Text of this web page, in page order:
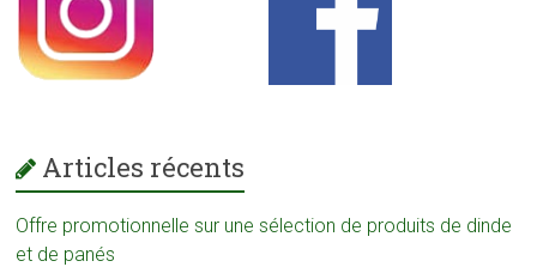
Articles récents
Offre promotionnelle sur une sélection de produits de dinde
et de panés